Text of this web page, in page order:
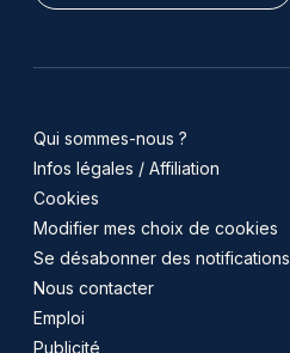
Qui sommes-nous ?
Infos légales / Affiliation
Cookies
Modifier mes choix de cookies
Se désabonner des notifications
Nous contacter
Emploi
Publicité